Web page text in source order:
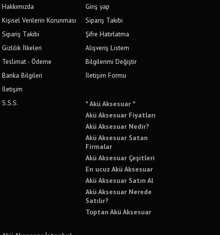
Hakkımızda
Kişisel Verilerin Korunması
Sipariş Takibi
Gizlilik İlkeleri
Teslimat - Ödeme
Banka Bilgileri
İletişim
S.S.S.
Giriş yap
Sipariş Takibi
Şifre Hatırlatma
Alışveriş Listem
Bilgilerimi Değiştir
İletişim Formu
* Akü Aksesuar *
Akü Aksesuar Fiyatları
Akü Aksesuar Nedir?
Akü Aksesuar Satan
Firmalar
Akü Aksesuar Çeşitleri
En ucuz Akü Aksesuar
Akü Aksesuar Satın Al
Akü Aksesuar Nerede
Satılır?
Toptan Akü Aksesuar